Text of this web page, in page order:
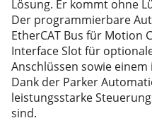
50, 65, 80, 110
entry level" der Serie LIGHT 30,
Serie ONE 50, 80, 110
der Serie ROBOT 100, 130,
der Serie SC 65 (100), 130, 160
Leitungen
Servomotor)
Lösung. Er kommt ohne
Der programmierbare
EtherCAT Bus für Motion
Interface Slot für
Anschlüssen sowie
Dank der Parker
leistungsstarke
sind.